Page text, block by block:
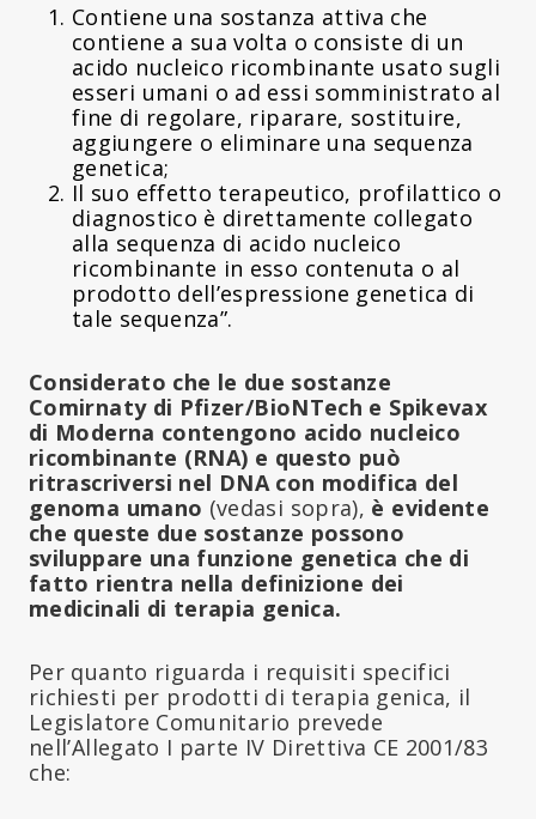
Contiene una sostanza attiva che
contiene a sua volta o consiste di un
acido nucleico ricombinante usato sugli
esseri umani o ad essi somministrato al
fine di regolare, riparare, sostituire,
aggiungere o eliminare una sequenza
genetica;
Il suo effetto terapeutico, profilattico o
diagnostico è direttamente collegato
alla sequenza di acido nucleico
ricombinante in esso contenuta o al
prodotto dell’espressione genetica di
tale sequenza”.
Considerato che le due sostanze
Comirnaty di Pfizer/BioNTech e Spikevax
di Moderna contengono acido nucleico
ricombinante (RNA) e questo può
ritrascriversi nel DNA con modifica del
genoma umano (vedasi sopra), è evidente
che queste due sostanze possono
sviluppare una funzione genetica che di
fatto rientra nella definizione dei
medicinali di terapia genica.
Per quanto riguarda i requisiti specifici
richiesti per prodotti di terapia genica, il
Legislatore Comunitario prevede
nell’Allegato I parte IV Direttiva CE 2001/83
che: